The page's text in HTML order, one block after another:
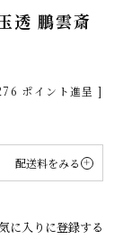
透 鵬雲斎
ポイント進呈 ]
配送料をみる
に入りに登録する